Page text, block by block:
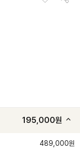
195,000원
489,000원